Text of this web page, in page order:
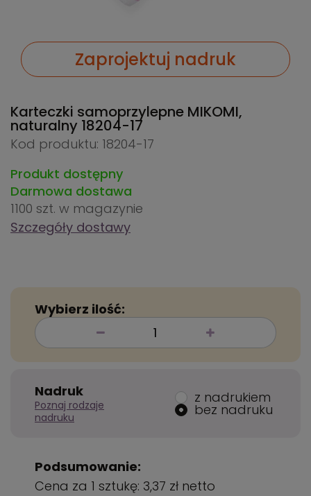
Zaprojektuj nadruk
Karteczki samoprzylepne MIKOMI,
naturalny 18204-17
Kod produktu: 18204-17
Produkt dostępny
Darmowa dostawa
1100 szt. w magazynie
Szczegóły dostawy
Wybierz ilość:
Nadruk
Poznaj rodzaje
nadruku
z nadrukiem
bez nadruku
Podsumowanie:
Cena za 1 sztukę: 3,37 zł netto